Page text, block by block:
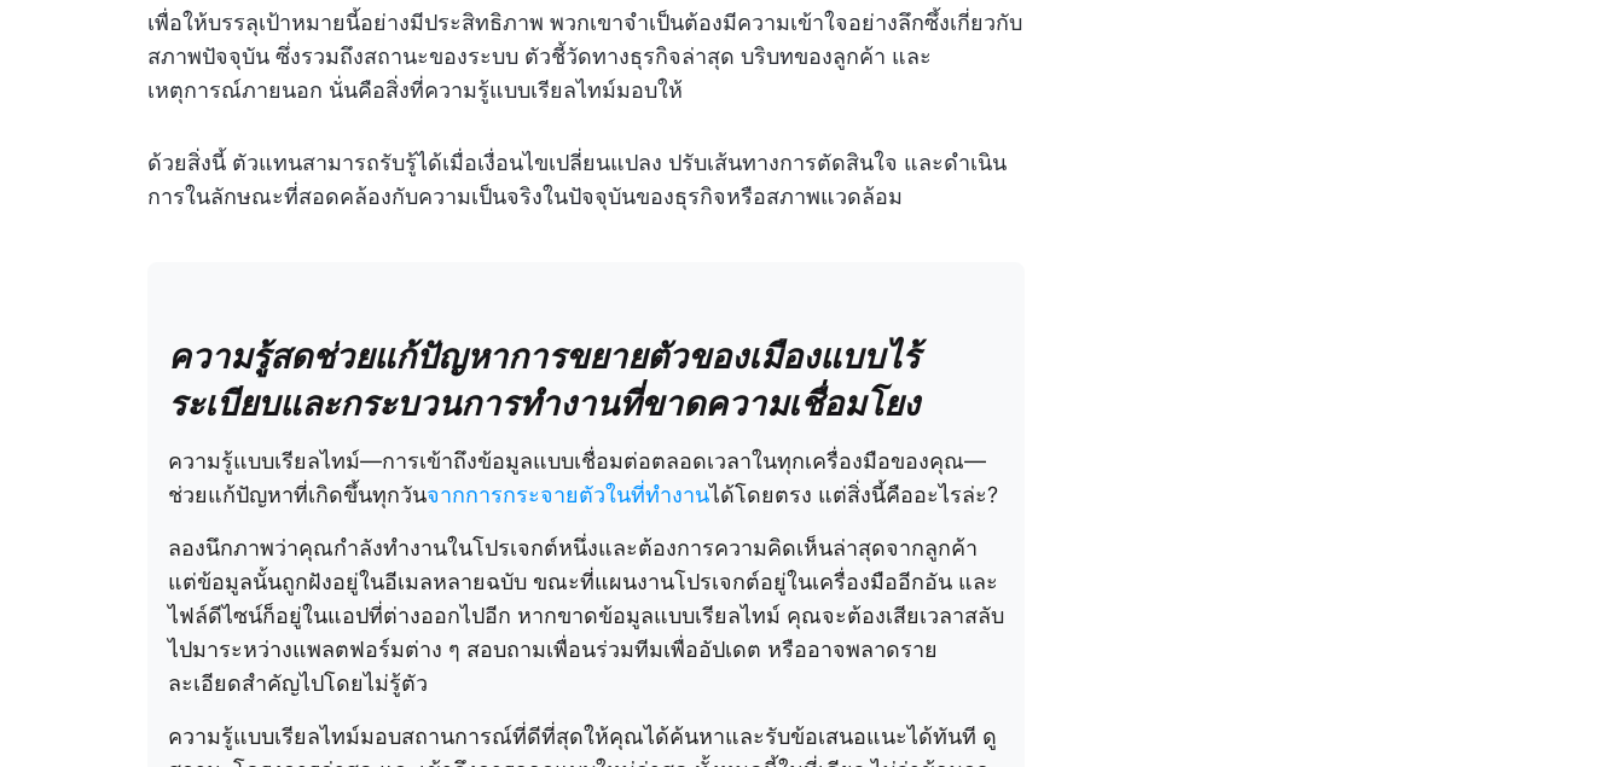
เพื่อให้บรรลุเป้าหมายนี้อย่างมีประสิทธิภาพ พวกเขาจำเป็นต้องมีความเข้าใจอย่างลึกซึ้งเกี่ยวกับ
สภาพปัจจุบัน ซึ่งรวมถึงสถานะของระบบ ตัวชี้วัดทางธุรกิจล่าสุด บริบทของลูกค้า และ
เหตุการณ์ภายนอก นั่นคือสิ่งที่ความรู้แบบเรียลไทม์มอบให้
ด้วยสิ่งนี้ ตัวแทนสามารถรับรู้ได้เมื่อเงื่อนไขเปลี่ยนแปลง ปรับเส้นทางการตัดสินใจ และดำเนิน
การในลักษณะที่สอดคล้องกับความเป็นจริงในปัจจุบันของธุรกิจหรือสภาพแวดล้อม
ความรู้สดช่วยแก้ปัญหาการขยายตัวของเมืองแบบไร้
ระเบียบและกระบวนการทำงานที่ขาดความเชื่อมโยง
ความรู้แบบเรียลไทม์—การเข้าถึงข้อมูลแบบเชื่อมต่อตลอดเวลาในทุกเครื่องมือของคุณ—
ช่วยแก้ปัญหาที่เกิดขึ้นทุกวันจากการกระจายตัวในที่ทำงานได้โดยตรง แต่สิ่งนี้คืออะไรล่ะ?
ลองนึกภาพว่าคุณกำลังทำงานในโปรเจกต์หนึ่งและต้องการความคิดเห็นล่าสุดจากลูกค้า
แต่ข้อมูลนั้นถูกฝังอยู่ในอีเมลหลายฉบับ ขณะที่แผนงานโปรเจกต์อยู่ในเครื่องมืออีกอัน และ
ไฟล์ดีไซน์ก็อยู่ในแอปที่ต่างออกไปอีก หากขาดข้อมูลแบบเรียลไทม์ คุณจะต้องเสียเวลาสลับ
ไปมาระหว่างแพลตฟอร์มต่าง ๆ สอบถามเพื่อนร่วมทีมเพื่ออัปเดต หรืออาจพลาดราย
ละเอียดสำคัญไปโดยไม่รู้ตัว
ความรู้แบบเรียลไทม์มอบสถานการณ์ที่ดีที่สุดให้คุณได้ค้นหาและรับข้อเสนอแนะได้ทันที ดู